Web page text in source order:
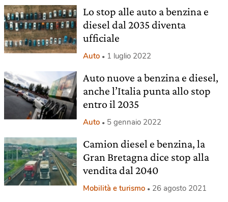
Lo stop alle auto a benzina e
diesel dal 2035 diventa
ufficiale
Auto 1 luglio 2022
Auto nuove a benzina e diesel,
anche l’Italia punta allo stop
entro il 2035
Auto 5 gennaio 2022
Camion diesel e benzina, la
Gran Bretagna dice stop alla
vendita dal 2040
Mobilità e turismo 26 agosto 2021